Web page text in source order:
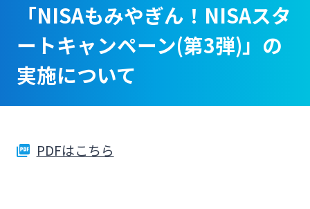
個人向けインターネットバンキング
ログオン
「NISAもみやぎん！NISAスタ
ートキャンペーン(第3弾)」の
実施について
PDFはこちら